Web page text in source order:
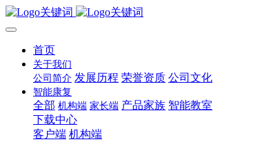
首页
关于我们
公司简介 发展历程 荣誉资质 公司文化
智能康复
全部 机构端 家长端 产品家族 智能教室
下载中心
客户端 机构端